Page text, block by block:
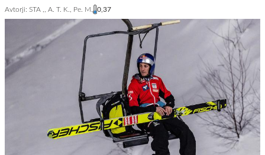
Avtorji: STA ,, A. T. K., Pe. M. 0,37